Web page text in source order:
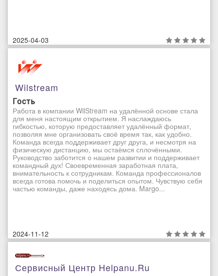
2025-04-03
Wilstream
Гость
Работа в компании WilStream на удалённой основе стала
для меня настоящим открытием. Я наслаждаюсь
гибкостью, которую предоставляет удалённый формат,
позволяя мне организовать своё время так, как удобно.
Команда всегда поддерживает друг друга, и несмотря на
физическую дистанцию, мы остаёмся сплочёнными.
Руководство заботится о нашем развитии и поддерживает
командный дух! Своевременная заработная плата,
внимательность к сотрудникам. Команда профессионалов
всегда готова помочь и поделиться опытом. Чувствую себя
частью команды, даже находясь дома. Margo...
2024-11-12
Сервисный Центр Helpanu.ru